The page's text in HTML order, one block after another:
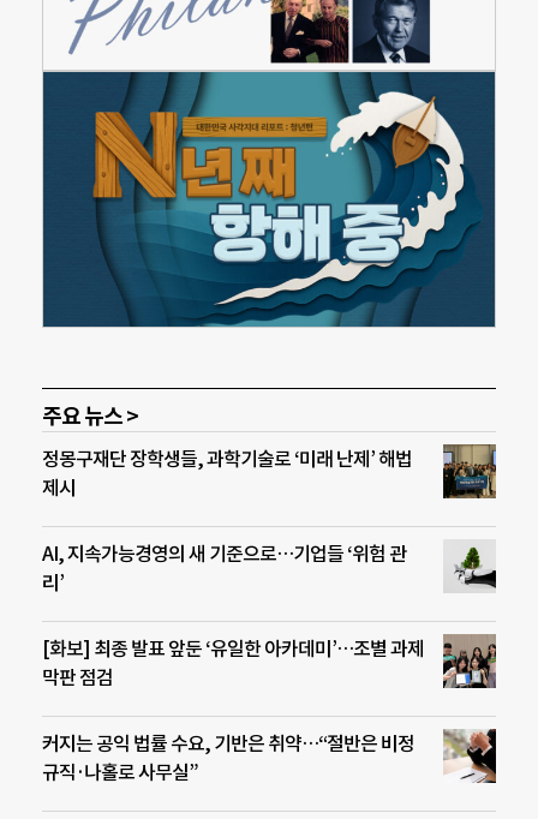
주요 뉴스 >
정몽구재단 장학생들, 과학기술로 ‘미래 난제’ 해법
제시
AI, 지속가능경영의 새 기준으로…기업들 ‘위험 관
리’
[화보] 최종 발표 앞둔 ‘유일한 아카데미’…조별 과제
막판 점검
커지는 공익 법률 수요, 기반은 취약…“절반은 비정
규직·나홀로 사무실”